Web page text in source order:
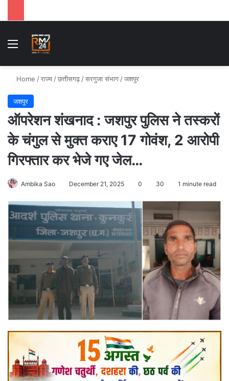
Menu
Home /राज्य /छत्तीसगढ़ /सरगुजा संभाग /जशपुर
जशपुर
ऑपरेशन शंखनाद : जशपुर पुलिस ने तस्करों
के चंगुल से मुक्त कराए 17 गोवंश, 2 आरोपी
गिरफ्तार कर भेजे गए जेल…
Ambika Sao December 21, 2025 0 30 1 minute read